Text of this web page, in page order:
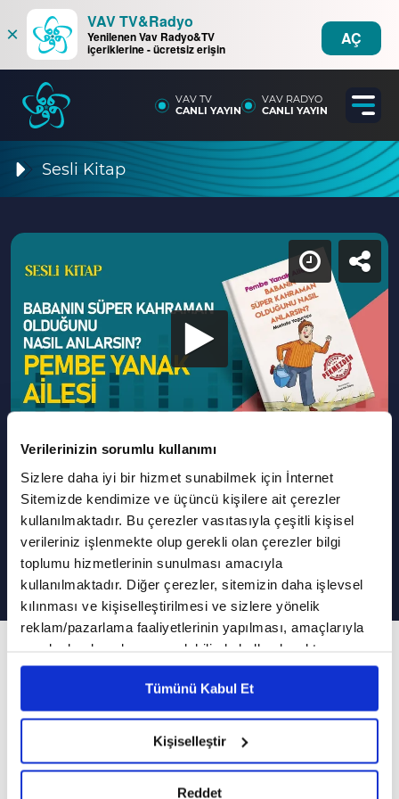
Verilerinizin sorumlu kullanımı
Sizlere daha iyi bir hizmet sunabilmek için İnternet
Sitemizde kendimize ve üçüncü kişilere ait çerezler
kullanılmaktadır. Bu çerezler vasıtasıyla çeşitli kişisel
verileriniz işlenmekte olup gerekli olan çerezler bilgi
toplumu hizmetlerinin sunulması amacıyla
kullanılmaktadır. Diğer çerezler, sitemizin daha işlevsel
kılınması ve kişiselleştirilmesi ve sizlere yönelik
reklam/pazarlama faaliyetlerinin yapılması, amaçlarıyla
sınırlı olarak açık rızanız dahilinde kullanılacaktır.
Çerezlere ilişkin tercihlerinizi çerez paneli vasıtasıyla
belirleyebilirsiniz. Çerezlere ilişkin detaylı bilgi için
Ayarlar butonuna tıklayabilir,Çerez Bilgilendirme
Metnimizi ziyaret edebilirsiniz.
hazırlanmış olan İnternet Sitesi Aydınlatma Metnimizi
Tümünü Kabul Et
Kişiselleştir
Reddet
×
VAV TV&Radyo
Yenilenen Vav Radyo&TV
içeriklerine - ücretsiz erişin
AÇ
VAV TV
CANLI YAYIN
VAV RADYO
CANLI YAYIN
Sesli Kitap
Pembe Yanak Ailesi - Babanın
Süper Kahraman Olduğunu Nasıl
Anlarsın? | Sesli Kitap
37. Bölüm
zamanı geldi...
Piknikte duyduğu kokuyu takip eden Baba
Pembe Yanak, ormanın büyük bir tehlikeyle